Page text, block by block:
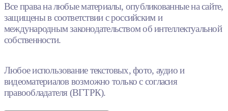
Все права на любые материалы, опубликованные на сайте,
защищены в соответствии с российским и
международным законодательством об интеллектуальной
собственности.
Любое использование текстовых, фото, аудио и
видеоматериалов возможно только с согласия
правообладателя (ВГТРК).